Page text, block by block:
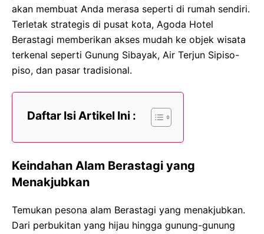
akan membuat Anda merasa seperti di rumah sendiri.
Terletak strategis di pusat kota, Agoda Hotel
Berastagi memberikan akses mudah ke objek wisata
terkenal seperti Gunung Sibayak, Air Terjun Sipiso-
piso, dan pasar tradisional.
Daftar Isi Artikel Ini :
Keindahan Alam Berastagi yang
Menakjubkan
Temukan pesona alam Berastagi yang menakjubkan.
Dari perbukitan yang hijau hingga gunung-gunung